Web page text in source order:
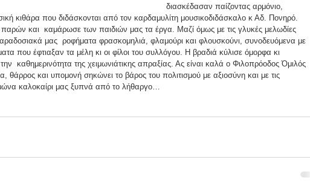
διασκέδασαν παίζοντας αρμόνιο,
κιθάρα που διδάσκονται από τον καρδαμυλίτη μουσικοδιδάσκαλο κ Αδ. Πονηρό.
και  καμάρωσε των παιδιών μας τα έργα. Μαζί όμως με τις γλυκές μελωδίες
μας  ροφήματα φρασκομηλιά, φλαμούρι και φλουσκούνι, συνοδευόμενα με
που έφτιαξαν τα μέλη κι οι φίλοι του συλλόγου. Η βραδιά κύλισε όμορφα κι
καθημερινότητα της χειμωνιάτικης απραξίας. Ας είναι καλά ο Φιλοπρόοδος Όμιλός
θάρρος και υπομονή σηκώνει το βάρος του πολιτισμού με αξιοσύνη και με τις
καλοκαίρι μας ξυπνά από το λήθαργο…